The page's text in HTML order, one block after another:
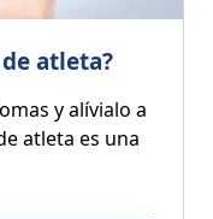
atleta?
y alívialo a
atleta es una